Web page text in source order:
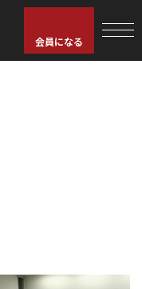
会員になる